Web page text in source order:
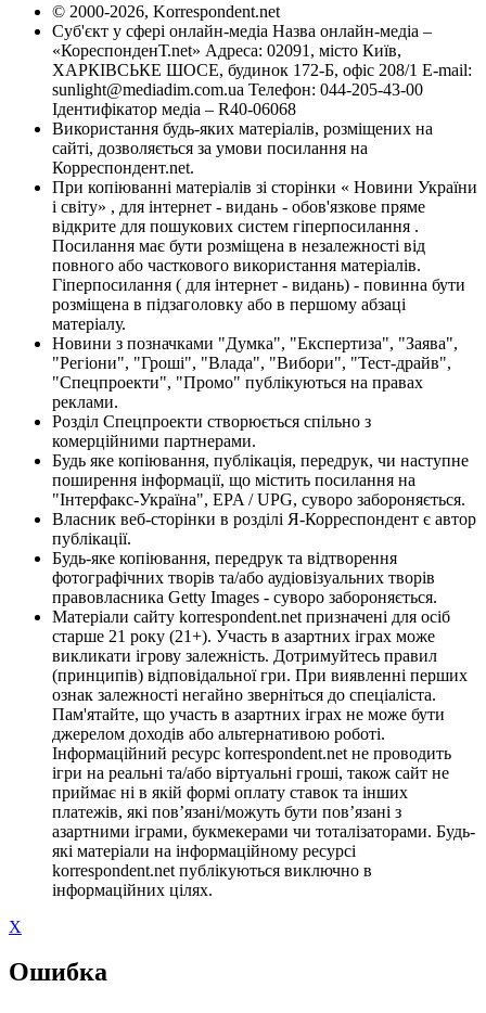
© 2000-2026, Korrespondent.net
Суб'єкт у сфері онлайн-медіа Назва онлайн-медіа –
«КореспонденТ.net» Адреса: 02091, місто Київ,
ХАРКІВСЬКЕ ШОСЕ, будинок 172-Б, офіс 208/1 E-mail:
sunlight@mediadim.com.ua Телефон: 044-205-43-00
Ідентифікатор медіа – R40-06068
Використання будь-яких матеріалів, розміщених на
сайті, дозволяється за умови посилання на
Корреспондент.net.
При копіюванні матеріалів зі сторінки « Новини України
і світу» , для інтернет - видань - обов'язкове пряме
відкрите для пошукових систем гіперпосилання .
Посилання має бути розміщена в незалежності від
повного або часткового використання матеріалів.
Гіперпосилання ( для інтернет - видань) - повинна бути
розміщена в підзаголовку або в першому абзаці
матеріалу.
Новини з позначками "Думка", "Експертиза", "Заява",
"Регіони", "Гроші", "Влада", "Вибори", "Тест-драйв",
"Спецпроекти", "Промо" публікуються на правах
реклами.
Розділ Спецпроекти створюється спільно з
комерційними партнерами.
Будь яке копіювання, публікація, передрук, чи наступне
поширення інформації, що містить посилання на
"Інтерфакс-Україна", EPA / UPG, суворо забороняється.
Власник веб-сторінки в розділі Я-Корреспондент є автор
публікації.
Будь-яке копіювання, передрук та відтворення
фотографічних творів та/або аудіовізуальних творів
правовласника Getty Images - суворо забороняється.
Матеріали сайту korrespondent.net призначені для осіб
старше 21 року (21+). Участь в азартних іграх може
викликати ігрову залежність. Дотримуйтесь правил
(принципів) відповідальної гри. При виявленні перших
ознак залежності негайно зверніться до спеціаліста.
Пам'ятайте, що участь в азартних іграх не може бути
джерелом доходів або альтернативою роботі.
Інформаційний ресурс korrespondent.net не проводить
ігри на реальні та/або віртуальні гроші, також сайт не
приймає ні в якій формі оплату ставок та інших
платежів, які пов’язані/можуть бути пов’язані з
азартними іграми, букмекерами чи тоталізаторами. Будь-
які матеріали на інформаційному ресурсі
korrespondent.net публікуються виключно в
інформаційних цілях.
X
Ошибка